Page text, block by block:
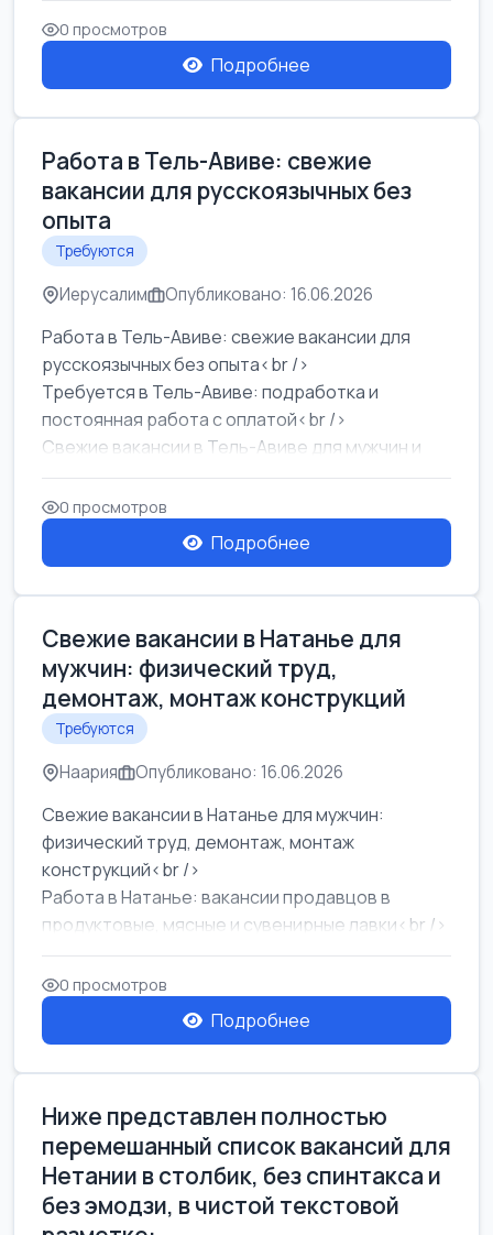
0 просмотров
Подробнее
Работа в Тель-Авиве: свежие
вакансии для русскоязычных без
опыта
Требуются
Иерусалим Опубликовано: 16.06.2026
Работа в Тель-Авиве: свежие вакансии для
русскоязычных без опыта<br />
Требуется в Тель-Авиве: подработка и
постоянная работа с оплатой<br />
Свежие вакансии в Тель-Авиве для мужчин и
женщин от хозя...
0 просмотров
Подробнее
Свежие вакансии в Натанье для
мужчин: физический труд,
демонтаж, монтаж конструкций
Требуются
Наария Опубликовано: 16.06.2026
Свежие вакансии в Натанье для мужчин:
физический труд, демонтаж, монтаж
конструкций<br />
Работа в Натанье: вакансии продавцов в
продуктовые, мясные и сувенирные лавки<br />
Разнорабочий на сборку м...
0 просмотров
Подробнее
Ниже представлен полностью
перемешанный список вакансий для
Нетании в столбик, без спинтакса и
без эмодзи, в чистой текстовой